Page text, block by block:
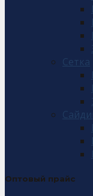
Сетка
Оптовый прайс